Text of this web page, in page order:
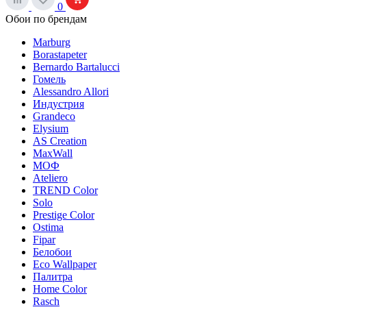
0
Обои по брендам
Marburg
Borastapeter
Bernardo Bartalucci
Гомель
Alessandro Allori
Индустрия
Grandeco
Elysium
AS Creation
MaxWall
МОФ
Ateliero
TREND Color
Solo
Prestige Color
Ostima
Fipar
Белобои
Eco Wallpaper
Палитра
Home Color
Rasch